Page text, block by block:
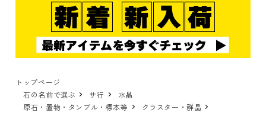
トップページ
石の名前で選ぶ
サ行
水晶
原石・置物・タンブル・標本等
クラスター・群晶